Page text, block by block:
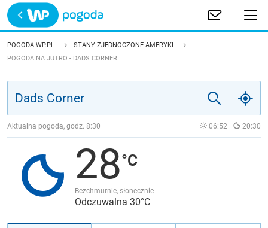
Trwa ładowanie
POLSKA
JAKOŚĆ POWIETRZA
POGODA WP.PL
STANY ZJEDNOCZONE AMERYKI
POGODA NA JUTRO - DADS CORNER
Aktualna pogoda, godz. 8:30 06:52 20:30
28
Bezchmurnie, słonecznie
Odczuwalna 30°C